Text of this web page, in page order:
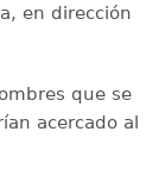
en dirección
que se
acercado al